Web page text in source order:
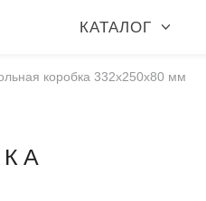
КАТАЛОГ
коробка 332x250x80 мм